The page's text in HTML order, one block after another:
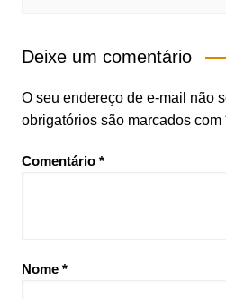
Deixe um comentário
O seu endereço de e-mail não
obrigatórios são marcados com
Comentário *
Nome *